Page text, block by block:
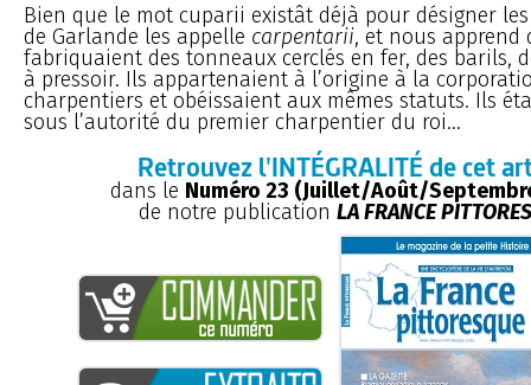
Bien que le mot cuparii existât déjà pour désigner
de Garlande les appelle carpentarii, et nous apprend
fabriquaient des tonneaux cerclés en fer, des barils,
à pressoir. Ils appartenaient à l’origine à la
charpentiers et obéissaient aux mêmes statuts. Ils
sous l’autorité du premier charpentier du roi...
Retrouvez l'INTÉGRALITÉ de cet
dans le Numéro 23 (Juillet/Août/
de notre publication LA FRANCE